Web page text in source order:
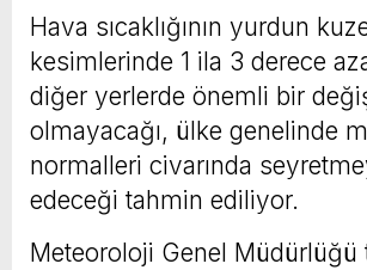
Hava sıcaklığının yurdun
kesimlerinde 1 ila 3 derece
diğer yerlerde önemli bir
olmayacağı, ülke genelinde
normalleri civarında
edeceği tahmin ediliyor.
Meteoroloji Genel Müdürlüğü